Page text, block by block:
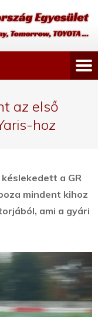
az első
hoz
a GR
mindent kihoz
ami a gyári